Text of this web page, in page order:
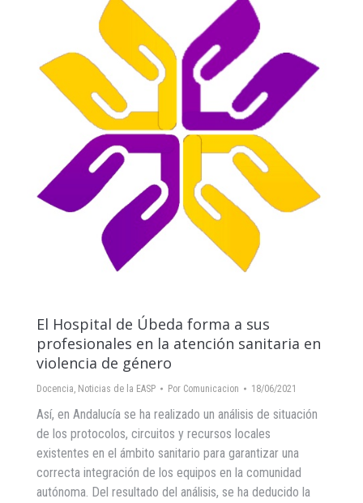
El Hospital de Úbeda forma a sus
profesionales en la atención sanitaria en
violencia de género
Docencia, Noticias de la EASP Por Comunicacion 18/06/2021
Así, en Andalucía se ha realizado un análisis de situación
de los protocolos, circuitos y recursos locales
existentes en el ámbito sanitario para garantizar una
correcta integración de los equipos en la comunidad
autónoma. Del resultado del análisis, se ha deducido la